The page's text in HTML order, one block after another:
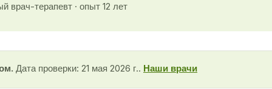
врач-терапевт · опыт 12 лет
Дата проверки: 21 мая 2026 г.. Наши врачи